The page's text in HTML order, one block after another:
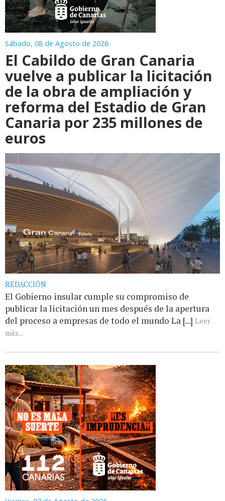
Sábado, 08 de Agosto de 2026
El Cabildo de Gran Canaria
vuelve a publicar la licitación
de la obra de ampliación y
reforma del Estadio de Gran
Canaria por 235 millones de
euros
REDACCIÓN
El Gobierno insular cumple su compromiso de
publicar la licitación un mes después de la apertura
del proceso a empresas de todo el mundo La [...] Leer
más...